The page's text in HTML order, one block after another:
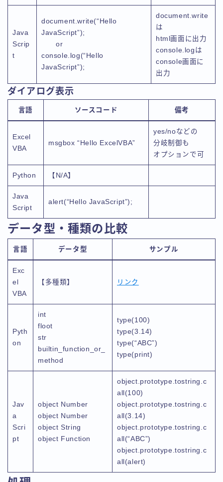
Java
Scrip
t
document.write(“Hello
JavaScript”);
or
console.log(“Hello
JavaScript”);
document.write
は
html画面に出力
console.logは
console画面に
出力
ダイアログ表示
言語 ソースコード 備考
Excel
VBA
msgbox “Hello ExcelVBA”
yes/noなどの
分岐制御も
オプションで可
Python 【N/A】
Java
Script
alert(“Hello JavaScript”);
データ型・種類の比較
言語 データ型 サンプル
Exc
el
VBA
【多種類】 リンク
Pyth
on
int
floot
str
builtin_function_or_
method
type(100)
type(3.14)
type(“ABC”)
type(print)
Jav
a
Scri
pt
object Number
object Number
object String
object Function
object.prototype.tostring.c
all(100)
object.prototype.tostring.c
all(3.14)
object.prototype.tostring.c
all(“ABC”)
object.prototype.tostring.c
all(alert)